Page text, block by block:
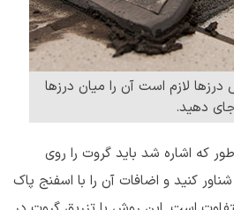
لازم است آن را میان درزها
دهید.
که اشاره شد باید گروت را روی
کنید و اضافات آن را با اسفنج پاک